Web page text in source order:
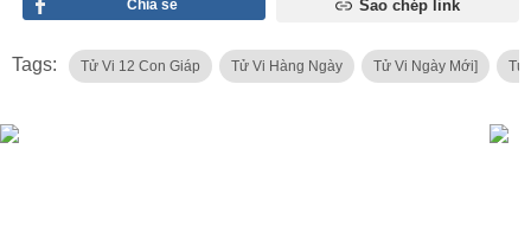
Chia sẻ Sao chép link
Tags: Tử Vi 12 Con Giáp Tử Vi Hàng Ngày Tử Vi Ngày Mới] Tử